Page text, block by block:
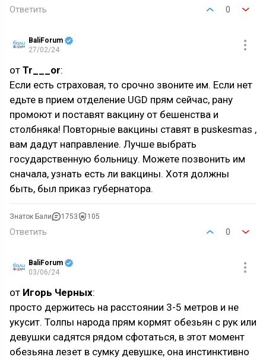
Ответить 0
BaliForum
27/02/24
от Tr___or:
Если есть страховая, то срочно звоните им. Если нет
едьте в прием отделение UGD прям сейчас, рану
промоют и поставят вакцину от бешенства и
столбняка! Повторные вакцины ставят в puskesmas ,
вам дадут направление. Лучше выбрать
государственную больницу. Можете позвонить им
сначала, узнать есть ли вакцины. Хотя должны
быть, был приказ губернатора.
Знаток Бали 1753 105
Ответить 0
BaliForum
03/06/24
от Игорь Черных:
просто держитесь на расстоянии 3-5 метров и не
укусит. Толпы народа прям кормят обезьян с рук или
девушки садятся рядом сфотаться, в этот момент
обезьяна лезет в сумку девушке, она инстинктивно